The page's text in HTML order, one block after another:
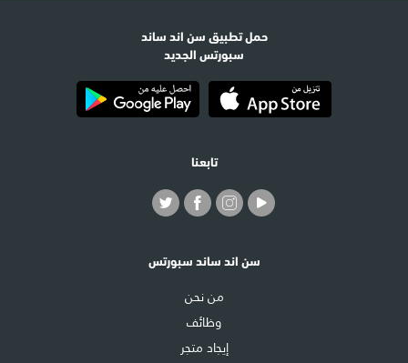
حمل تطبيق سن اند ساند
سبورتس الجديد
تابعنا
سن اند ساند سبورتس
من نحن
وظائف
إيجاد متجر